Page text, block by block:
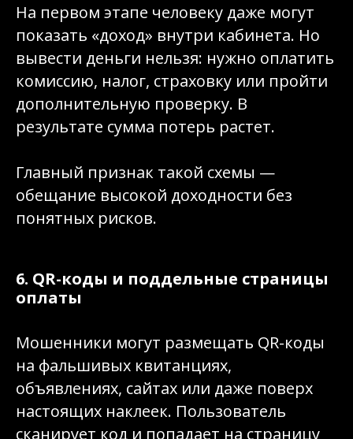
На первом этапе человеку даже могут
показать «доход» внутри кабинета. Но
вывести деньги нельзя: нужно оплатить
комиссию, налог, страховку или пройти
дополнительную проверку. В
результате сумма потерь растет.
Главный признак такой схемы —
обещание высокой доходности без
понятных рисков.
6. QR-коды и поддельные страницы
оплаты
Мошенники могут размещать QR-коды
на фальшивых квитанциях,
объявлениях, сайтах или даже поверх
настоящих наклеек. Пользователь
сканирует код и попадает на страницу